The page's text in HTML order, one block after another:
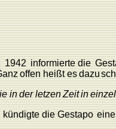
1942 informierte die
offen heißt esdazu
inder letzenZeitin
kündigte dieGestapo